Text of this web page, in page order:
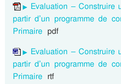
Evaluation – Construire
partir d’un programme de
Primaire pdf
Evaluation – Construire
partir d’un programme de
Primaire rtf